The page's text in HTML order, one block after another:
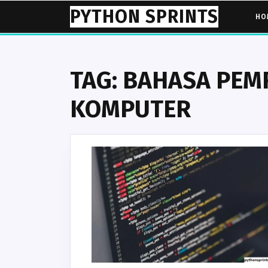
content
PYTHON SPRINTS
TAG: BAHASA
KOMPUTER